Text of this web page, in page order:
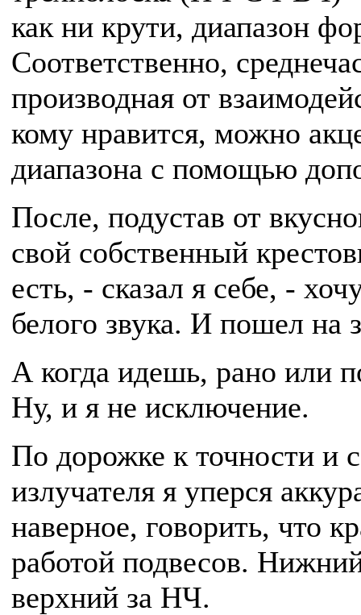
как ни крути, диапазон
Соответственно,
производная от
кому нравится, можно
диапазона с помощью
После, подустав от
свой собственный
есть, - сказал я себе, -
белого звука. И пошел на
А когда идешь, рано или
Ну, и я не исключение.
По дорожке к точности и
излучателя я уперся
наверное, говорить, что
работой подвесов.
верхний за НЧ.